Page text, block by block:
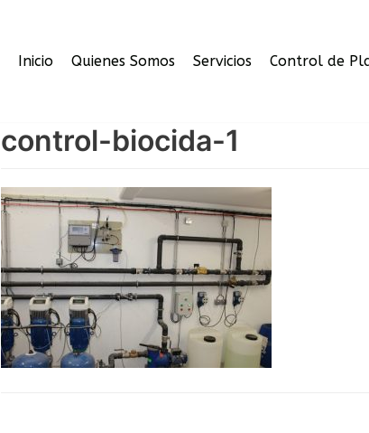
Inicio Quienes Somos Servicios Control de
control-biocida-1